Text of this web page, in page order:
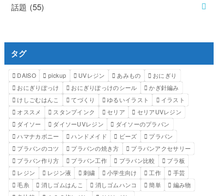
話題 (55)
タグ
DAISO pickup UVレジン あみもの
おにぎり
おにぎりぽっけ
おにぎりぽっけのシール
かぎ針編み
けしごむはんこ
てづくり ゆるいイラスト
イラスト
オススメ
スタンプインク セリア
セリアUVレジン
ダイソー
ダイソーUVレジン
ダイソーのプラバン
ハマナカボニー
ハンドメイド ビーズ
プラバン
プラバンのコツ
プラバンの焼き方
プラバンアクセサリー
プラバン作り方
プラバン工作 プラバン比較
プラ板
レジン
レジン液 刺繍 小学生向け 工作
手芸
毛糸
消しゴムはんこ 消しゴムハンコ 簡単
編み物